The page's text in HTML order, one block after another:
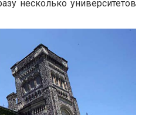
несколько университетов